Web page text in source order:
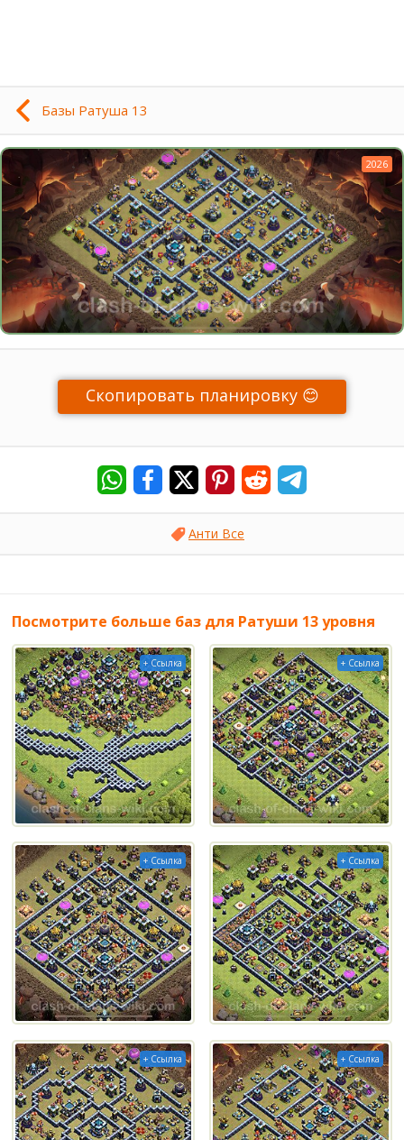
Базы Ратуша 13
2026
Скопировать планировку 😊
Анти Все
Посмотрите больше баз для Ратуши 13 уровня
+ Ссылка + Ссылка
+ Ссылка + Ссылка
+ Ссылка + Ссылка